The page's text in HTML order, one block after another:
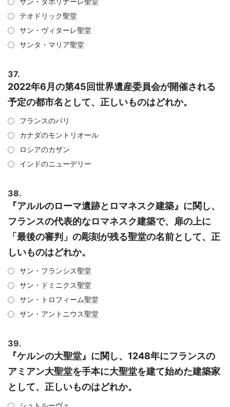
テオドリック聖堂
サン・ヴィターレ聖堂
サンタ・マリア聖堂
37.
2022年6月の第45回世界遺産委員会が開催される
予定の都市名として、正しいものはどれか。
フランスのパリ
カナダのモントリオール
ロシアのカザン
インドのニューデリー
38.
『アルルのローマ遺跡とロマネスク建築』に関し、
フランスの代表的なロマネスク建築で、扉の上に
「最後の審判」の彫刻が残る聖堂の名前として、正
しいものはどれか。
サン・フランシス聖堂
サン・ドミニクス聖堂
サン・トロフィーム聖堂
サン・アントニウス聖堂
39.
『ケルンの大聖堂』に関し、1248年にフランスの
アミアン大聖堂を手本に大聖堂を建て始めた建築家
として、正しいものはどれか。
シュトルーヴェ